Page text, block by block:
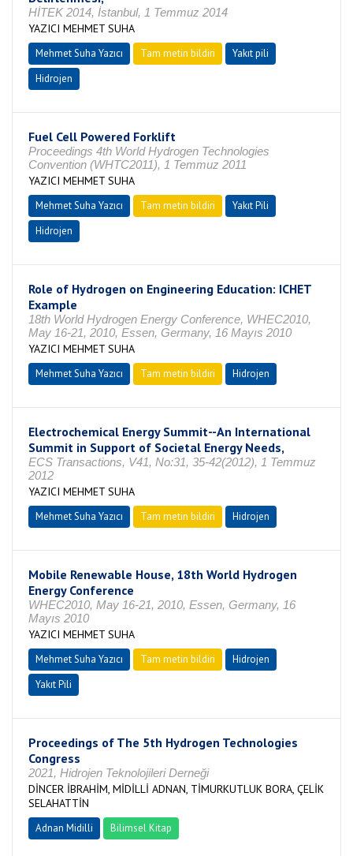
HİTEK 2014, İstanbul, 1 Temmuz 2014
YAZICI MEHMET SUHA
Mehmet Suha Yazıcı Tam metin bildiri
Yakıt pili
Hidrojen
Fuel Cell Powered Forklift
Proceedings 4th World Hydrogen Technologies
Convention (WHTC2011), 1 Temmuz 2011
YAZICI MEHMET SUHA
Mehmet Suha Yazıcı Tam metin bildiri
Yakıt Pili
Hidrojen
Role of Hydrogen on Engineering Education: ICHET
Example
18th World Hydrogen Energy Conference, WHEC2010,
May 16-21, 2010, Essen, Germany, 16 Mayıs 2010
YAZICI MEHMET SUHA
Mehmet Suha Yazıcı Tam metin bildiri Hidrojen
Electrochemical Energy Summit--An International
Summit in Support of Societal Energy Needs,
ECS Transactions, V41, No:31, 35-42(2012), 1 Temmuz
2012
YAZICI MEHMET SUHA
Mehmet Suha Yazıcı Tam metin bildiri Hidrojen
Mobile Renewable House, 18th World Hydrogen
Energy Conference
WHEC2010, May 16-21, 2010, Essen, Germany, 16
Mayıs 2010
YAZICI MEHMET SUHA
Mehmet Suha Yazıcı Tam metin bildiri
Hidrojen
Yakıt Pili
Proceedings of The 5th Hydrogen Technologies
Congress
2021, Hidrojen Teknolojileri Derneği
DİNCER İBRAHİM, MİDİLLİ ADNAN, TİMURKUTLUK BORA, ÇELİK
SELAHATTİN
Adnan Midilli Bilimsel Kitap